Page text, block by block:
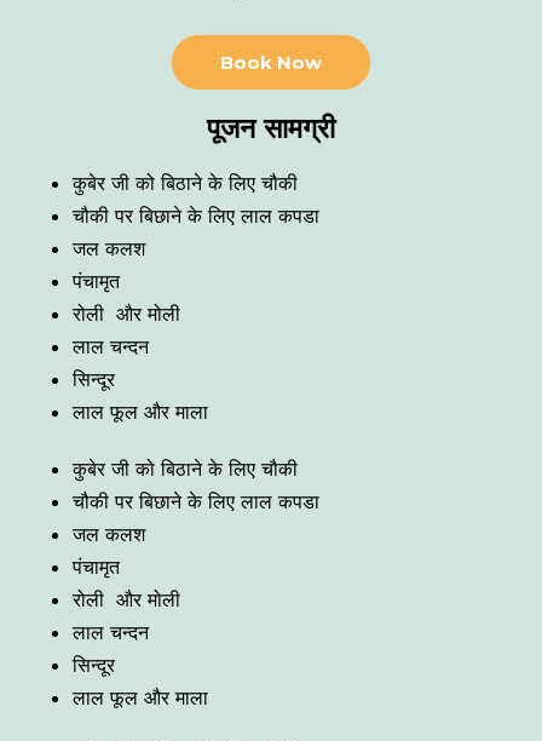
Book Now
पूजन सामग्री
कुबेर जी को बिठाने के लिए चौकी
चौकी पर बिछाने के लिए लाल कपडा
जल कलश
पंचामृत
रोली और मोली
लाल चन्दन
सिन्दूर
लाल फूल और माला
कुबेर जी को बिठाने के लिए चौकी
चौकी पर बिछाने के लिए लाल कपडा
जल कलश
पंचामृत
रोली और मोली
लाल चन्दन
सिन्दूर
लाल फूल और माला